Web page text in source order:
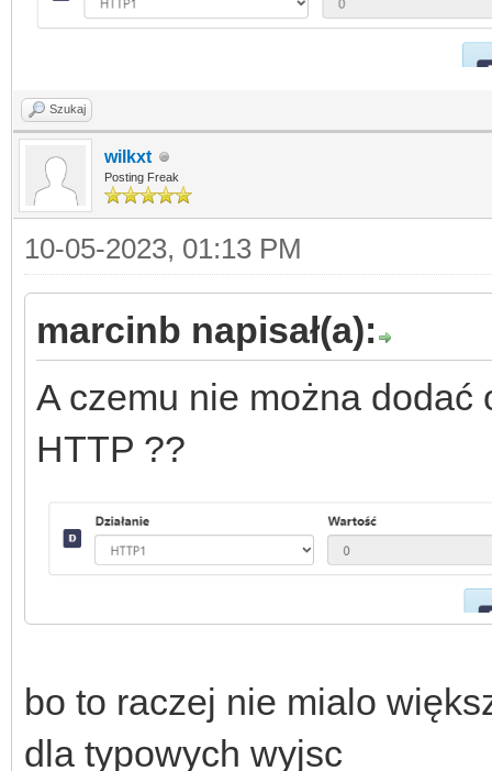
Szukaj
wilkxt
Posting Freak
10-05-2023, 01:13 PM
marcinb napisał(a):
A czemu nie można
HTTP ??
bo to raczej nie mialo
dla typowych wyjsc